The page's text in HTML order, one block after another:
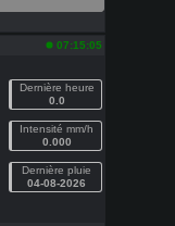
07:15:05
Dernière heure
0.0
Intensité mm/h
0.000
Dernière pluie
04-08-2026